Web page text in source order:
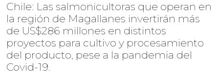
Chile: Las salmonicultoras que operan en
la región de Magallanes invertirán más
de US$286 millones en distintos
proyectos para cultivo y procesamiento
del producto, pese a la pandemia del
Covid-19.